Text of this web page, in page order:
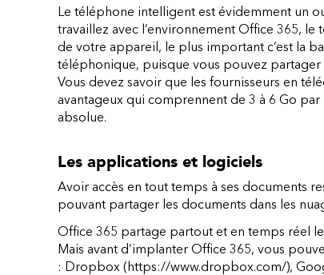
Le téléphone intelligent est évidemment un
travaillez avec l’environnement Office 365,
de votre appareil, le plus important c’est la
téléphonique, puisque vous pouvez
Vous devez savoir que les fournisseurs en
avantageux qui comprennent de 3 à 6 Go
absolue.
Les applications et logiciels
Avoir accès en tout temps à ses documents
pouvant partager les documents dans les
Office 365 partage partout et en temps réel
Mais avant d’implanter Office 365, vous
: Dropbox (https://www.dropbox.com/),